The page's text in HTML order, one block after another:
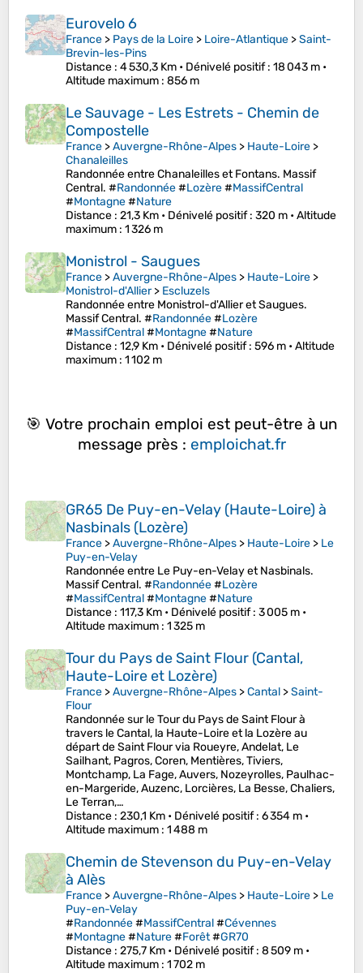
Eurovelo 6
France > Pays de la Loire > Loire-Atlantique >Saint-
Brevin-les-Pins
Distance : 4 530,3 Km • Dénivelé positif: 18 043 m •
Altitude maximum : 856 m
Le Sauvage - Les Estrets - Chemin de
Compostelle
France >Auvergne-Rhône-Alpes > Haute-Loire >
Chanaleilles
Randonnée entre Chanaleilles et Fontans. Massif
Central. #Randonnée#Lozère#MassifCentral
#Montagne#Nature
Distance : 21,3 Km • Dénivelé positif: 320 m •Altitude
maximum : 1 326 m
Monistrol - Saugues
France >Auvergne-Rhône-Alpes > Haute-Loire >
Monistrol-d'Allier> Escluzels
Randonnée entre Monistrol-d'Allier et Saugues.
Massif Central. #Randonnée#Lozère
#MassifCentral#Montagne#Nature
Distance : 12,9 Km • Dénivelé positif: 596 m •Altitude
maximum : 1 102 m
🎯 Votre prochain emploi est peut-être à un
message près : emploichat.fr
GR65 De Puy-en-Velay (Haute-Loire) à
Nasbinals (Lozère)
France >Auvergne-Rhône-Alpes > Haute-Loire > Le
Puy-en-Velay
Randonnée entre Le Puy-en-Velay et Nasbinals.
Massif Central. #Randonnée#Lozère
#MassifCentral#Montagne#Nature
Distance : 117,3 Km • Dénivelé positif: 3 005 m •
Altitude maximum : 1 325 m
Tour du Pays de Saint Flour (Cantal,
Haute-Loire et Lozère)
France >Auvergne-Rhône-Alpes >Cantal >Saint-
Flour
Randonnée sur le Tour du Pays de Saint Flour à
travers le Cantal, la Haute-Loire et la Lozère au
départ de Saint Flour via Roueyre, Andelat, Le
Sailhant, Pagros, Coren, Mentières, Tiviers,
Montchamp, La Fage, Auvers, Nozeyrolles, Paulhac-
en-Margeride, Auzenc, Lorcières, La Besse, Chaliers,
Le Terran,…
Distance : 230,1 Km • Dénivelé positif: 6 354 m •
Altitude maximum : 1 488 m
Chemin de Stevenson du Puy-en-Velay
à Alès
France >Auvergne-Rhône-Alpes > Haute-Loire > Le
Puy-en-Velay
#Randonnée#MassifCentral#Cévennes
#Montagne#Nature#Forêt#GR70
Distance : 275,7 Km • Dénivelé positif: 8 509 m •
Altitude maximum : 1 702 m